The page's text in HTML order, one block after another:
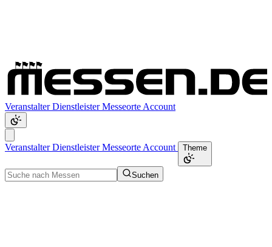
VeranstalterDienstleisterMesseorte Account
VeranstalterDienstleisterMesseorte Account Theme
Suchen